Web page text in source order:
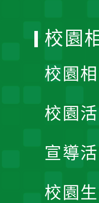
校園
校園
校園
宣導
校園